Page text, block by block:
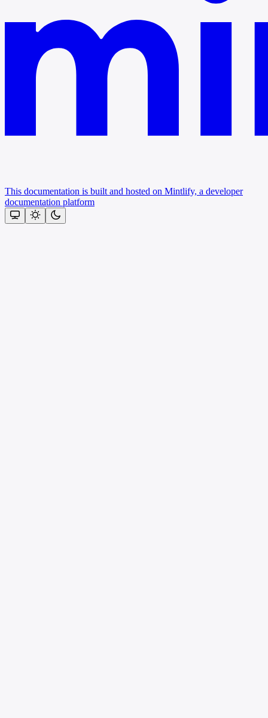
This documentation is built and hosted on Mintlify, a developer
documentation platform